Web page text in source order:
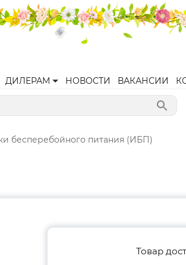
ДИЛЕРАМ НОВОСТИ ВАКАНСИИ
бесперебойного питания (ИБП)
Товар